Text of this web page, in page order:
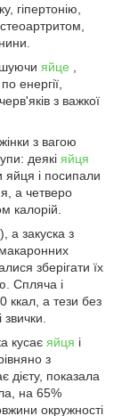
гіпертонію,
яйце
енергії,
з важкої
з вагою
деякі яйця
яйця і посипали
а четверо
калорій.
а закуска з
зберігати їх
Спляча і
ккал, а тези без
кусає яйця і
з
дієту, показала
на 65%
окружності